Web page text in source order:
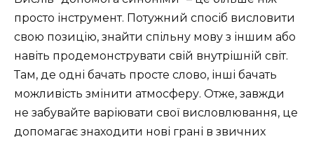
просто інструмент. Потужний спосіб висловити
свою позицію, знайти спільну мову з іншим або
навіть продемонструвати свій внутрішній світ.
Там, де одні бачать просте слово, інші бачать
можливість змінити атмосферу. Отже, завжди
не забувайте варіювати свої висловлювання, це
допомагає знаходити нові грані в звичних